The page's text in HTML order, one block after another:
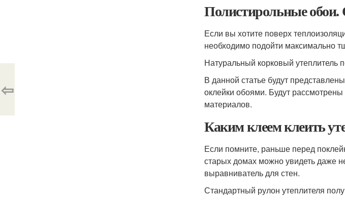
Полистирольные обои.
Если вы хотите поверх
необходимо подойти максимально
Натуральный корковый утеплитель
В данной статье будут
оклейки обоями. Будут
материалов.
Каким клеем клеить
Если помните, раньше перед
старых домах можно увидеть даже
выравниватель для стен.
Стандартный рулон утеплителя
⇦